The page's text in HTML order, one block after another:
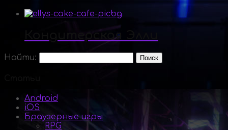
Кондитерская Элли
Найти:
Android
iOS
Браузерные игры
RPG